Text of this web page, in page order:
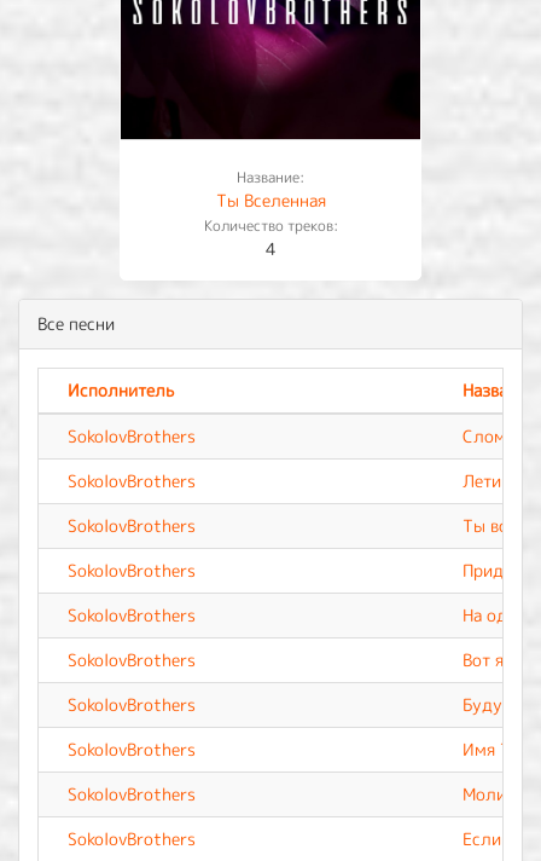
Название:
Ты Вселенная
Количество треков:
4
Все песни
Исполнитель
Название
SokolovBrothers
SokolovBrothers
Лети
SokolovBrothers
Ты
SokolovBrothers
Приди
SokolovBrothers
На одной
SokolovBrothers
Вот я
SokolovBrothers
Буду
SokolovBrothers
Имя
SokolovBrothers
Молитва
SokolovBrothers
Если не